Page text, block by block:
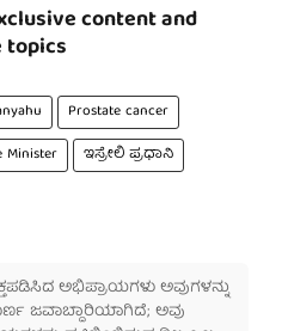
content and
Prostate cancer
Minister
ಇಸ್ರೇಲಿ ಪ್ರಧಾನಿ
ಅಭಿಪ್ರಾಯಗಳು ಅವುಗಳನ್ನು
ಜವಾಬ್ದಾರಿಯಾಗಿದೆ; ಅವು